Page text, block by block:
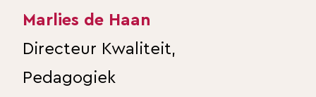
Marlies de Haan
Directeur Kwaliteit,
Pedagogiek